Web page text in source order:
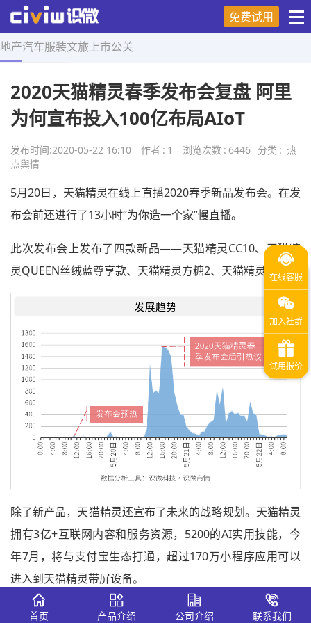
免费试用
地产汽车服装文旅 上市公关
首页 > 热点舆情 > 正文
2020天猫精灵春季发布会复盘 阿里
为何宣布投入100亿布局AIoT
发布时间:2020-05-22 16:10 作者 : 1 浏览次数 : 6446 分类 : 热
点舆情
5月20日，天猫精灵在线上直播2020春季新品发布会。在发
布会前还进行了13小时“为你造一个家”慢直播。
此次发布会上发布了四款新品——天猫精灵CC10、天猫精
灵QUEEN丝绒蓝尊享款、天猫精灵方糖2、天猫精灵X5。
除了新产品，天猫精灵还宣布了未来的战略规划。天猫精灵
拥有3亿+互联网内容和服务资源，5200的AI实用技能，今
年7月，将与支付宝生态打通，超过170万小程序应用可以
进入到天猫精灵带屏设备。
同时，阿里宣布推出“双百计划”，第一个“百”是阿里巴巴将
首页 产品介绍 公司介绍 联系我们